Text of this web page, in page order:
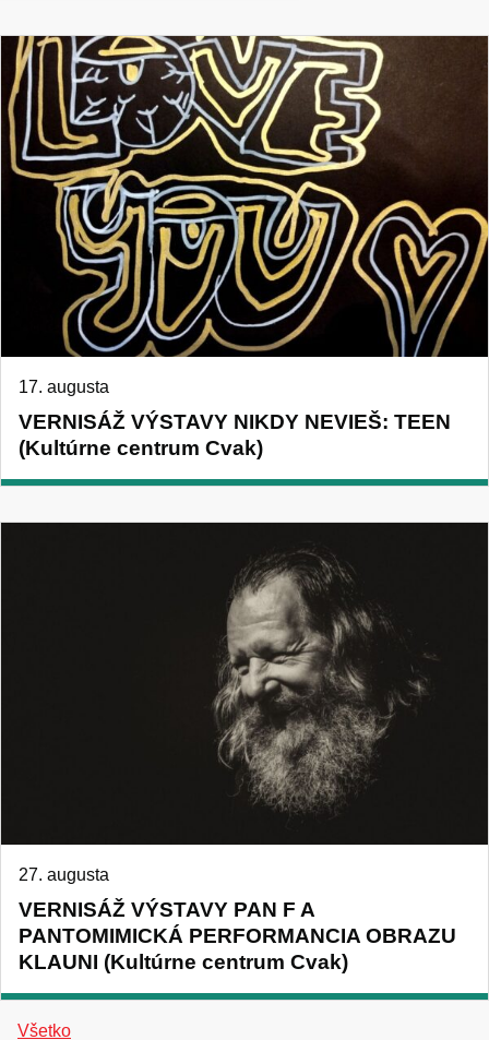
VERNISÁŽ VÝSTAVY NIKDY NEVIEŠ: TEEN
(Kultúrne centrum Cvak)
17. augusta
VERNISÁŽ VÝSTAVY PAN F A
PANTOMIMICKÁ PERFORMANCIA OBRAZU
KLAUNI (Kultúrne centrum Cvak)
27. augusta
Všetko